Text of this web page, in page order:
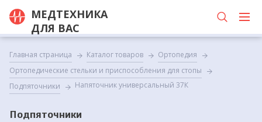
МЕДТЕХНИКА
ДЛЯ ВАС
Главная страница Каталог товаров
Ортопедия
Ортопедические стельки и приспособления для стопы
Подпяточники
Напяточник универсальный 37К
Подпяточники